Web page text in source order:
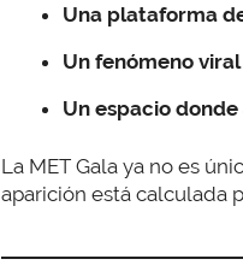
Una plataforma
Un fenómeno
Un espacio
La MET Gala ya no es
aparición está calculada